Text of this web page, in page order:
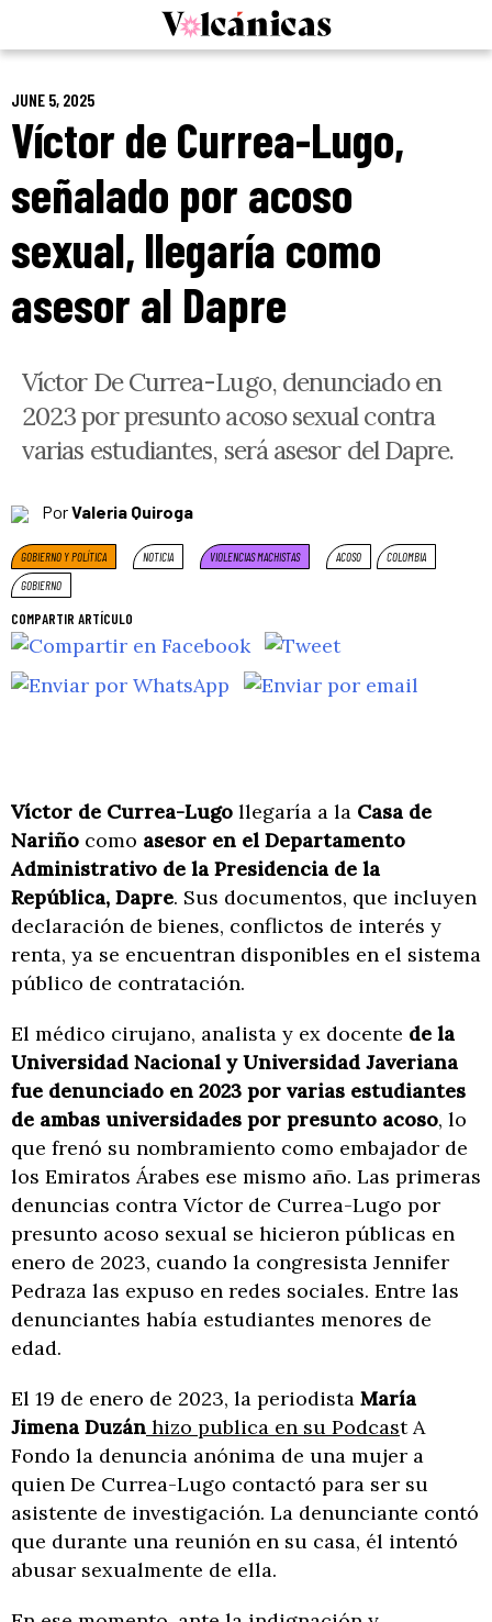
JUNE 5, 2025
Víctor de Currea-Lugo,
señalado por acoso
sexual, llegaría como
asesor al Dapre
Víctor De Currea-Lugo, denunciado en
2023 por presunto acoso sexual contra
varias estudiantes, será asesor del Dapre.
PorValeria Quiroga
GOBIERNO Y POLÍTICA NOTICIA VIOLENCIAS MACHISTAS ACOSO
COLOMBIA
GOBIERNO
COMPARTIR ARTÍCULO
Víctor de Currea-Lugo llegaría a la Casa de
Nariño como asesor en el Departamento
Administrativo de la Presidencia de la
República, Dapre. Sus documentos, que incluyen
declaración de bienes, conflictos de interés y
renta, ya se encuentran disponibles en el sistema
público de contratación.
El médico cirujano, analista y ex docente de la
Universidad Nacional y Universidad Javeriana
fue denunciado en 2023 por varias estudiantes
de ambas universidades por presunto acoso, lo
que frenó su nombramiento como embajador de
los Emiratos Árabes ese mismo año. Las primeras
denuncias contra Víctor de Currea-Lugo por
presunto acoso sexual se hicieron públicas en
enero de 2023, cuando la congresista Jennifer
Pedraza las expuso en redes sociales. Entre las
denunciantes había estudiantes menores de
edad.
El 19 de enero de 2023, la periodista María
Jimena Duzán hizo publica en su Podcast A
Fondo la denuncia anónima de una mujer a
quien De Currea-Lugo contactó para ser su
asistente de investigación. La denunciante contó
que durante una reunión en su casa, él intentó
abusar sexualmente de ella.